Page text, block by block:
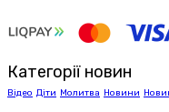
Категорії новин
Відео Діти Молитва Новини